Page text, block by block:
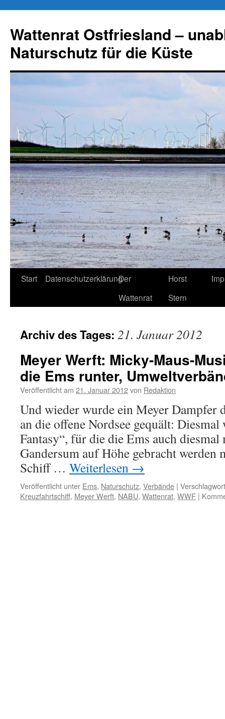
springen
Wattenrat Ostfriesland –
Naturschutz für die Küste
Start DatenschutzerklärungDer
Wattenrat
Horst
Stern
Archiv des Tages: 21. Januar 2012
Meyer Werft: Micky-Maus-
die Ems runter,
Veröffentlicht am 21. Januar 2012von Redaktion
Und wieder wurde ein Meyer Dampfer
an die offene Nordsee gequält: Diesmal
Fantasy“, für die die Ems auch
Gandersum auf Höhe gebracht werden
Schiff … Weiterlesen →
Veröffentlicht unter Ems, Naturschutz, Verbände |
Kreuzfahrtschiff, Meyer Werft, NABU, Wattenrat, WWF |